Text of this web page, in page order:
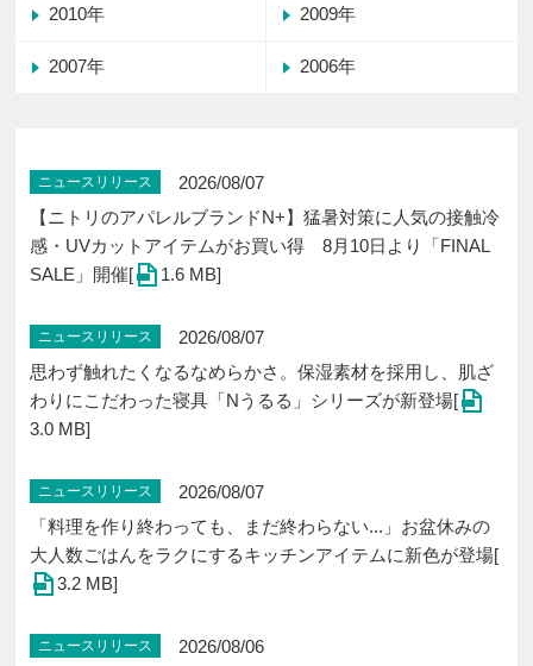
2010年 2009年
2007年 2006年
ニュースリリース
2026/08/07
【ニトリのアパレルブランドN+】猛暑対策に人気の接触冷
感・UVカットアイテムがお買い得 8月10日より「FINAL
SALE」開催[
1.6 MB]
ニュースリリース
2026/08/07
思わず触れたくなるなめらかさ。保湿素材を採用し、肌ざ
わりにこだわった寝具「Nうるる」シリーズが新登場[
3.0 MB]
ニュースリリース
2026/08/07
「料理を作り終わっても、まだ終わらない...」お盆休みの
大人数ごはんをラクにするキッチンアイテムに新色が登場[
3.2 MB]
ニュースリリース
2026/08/06